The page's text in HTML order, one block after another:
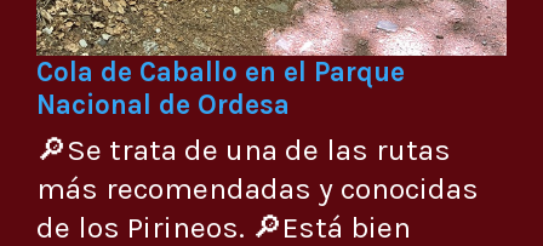
Cola de Caballo en el Parque
Nacional de Ordesa
🔎Se trata de una de las rutas
más recomendadas y conocidas
de los Pirineos. 🔎Está bien